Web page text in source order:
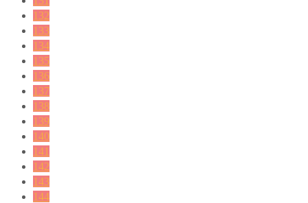
132
133
134
135
136
137
138
139
140
141
142
143
144